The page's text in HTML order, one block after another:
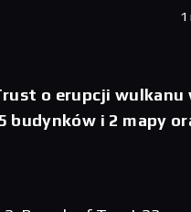
1
o erupcji wulkanu
i 2 mapy